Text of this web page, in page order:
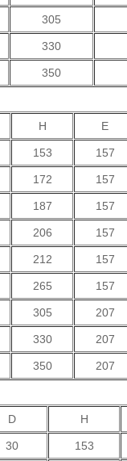
305
330
350
H E
153 157
172 157
187 157
206 157
212 157
265 157
305 207
330 207
350 207
D H
30 153